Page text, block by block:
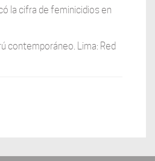
la cifra de feminicidios en
contemporáneo. Lima: Red